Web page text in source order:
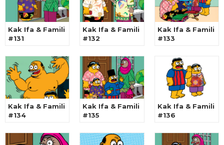
Kak Ifa & Famili
#131
Kak Ifa & Famili
#132
Kak Ifa & Famili
#133
Kak Ifa & Famili
#134
Kak Ifa & Famili
#135
Kak Ifa & Famili
#136